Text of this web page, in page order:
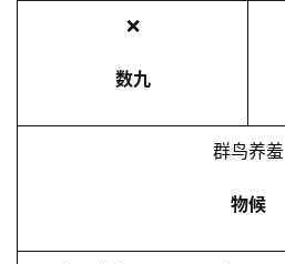
❌
数九
群鸟养羞
物候